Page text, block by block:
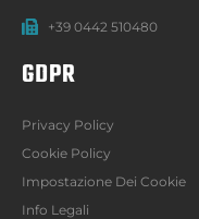
+39 0442 510480
GDPR
Privacy Policy
Cookie Policy
Impostazione Dei Cookie
Info Legali